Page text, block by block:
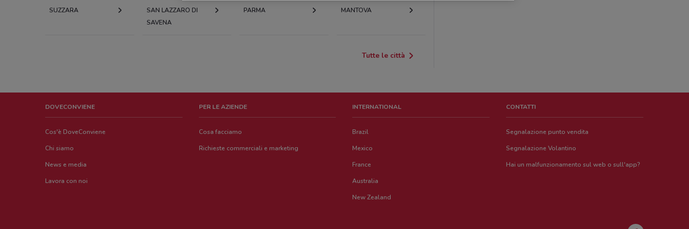
SUZZARA
SAN LAZZARO DI
SAVENA
PARMA MANTOVA
Tutte le città
DOVECONVIENE
Cos'è DoveConviene
Chi siamo
News e media
Lavora con noi
PER LE AZIENDE
Cosa facciamo
Richieste commerciali e marketing
INTERNATIONAL
Brazil
Mexico
France
Australia
New Zealand
CONTATTI
Segnalazione punto vendita
Segnalazione Volantino
Hai un malfunzionamento sul web o sull'app?